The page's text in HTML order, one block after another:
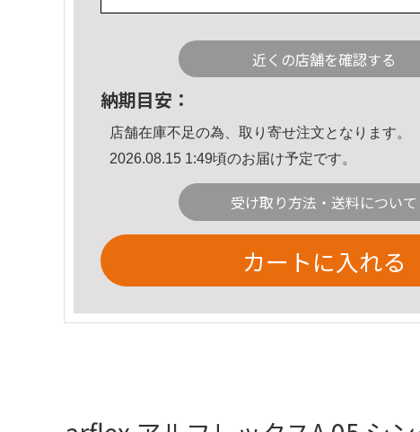
近くの店舗を確認する
納期目安：
店舗在庫不足の為、取り寄せ注文となります。
2026.08.15 1:49頃のお届け予定です。
受け取り方法・送料について
カートに入れる